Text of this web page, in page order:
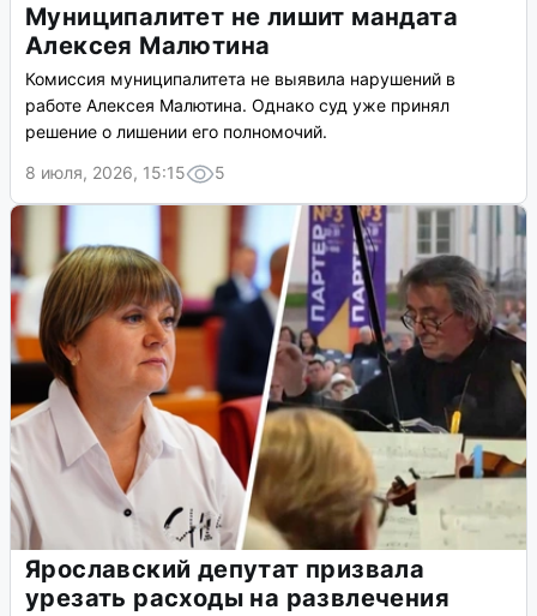
Муниципалитет не лишит мандата
Алексея Малютина
Комиссия муниципалитета не выявила нарушений в
работе Алексея Малютина. Однако суд уже принял
решение о лишении его полномочий.
8 июля, 2026, 15:15
5
Ярославский депутат призвала
урезать расходы на развлечения